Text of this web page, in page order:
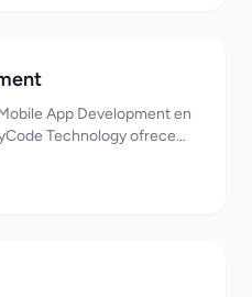
App Development en
Technology ofrece